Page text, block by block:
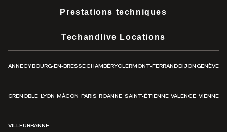
Prestations techniques
Techandlive Locations
ANNECYBOURG-EN-BRESSECHAMBÉRYCLERMONT-FERRANDDIJONGENÈVE
GRENOBLE LYON MÂCON PARIS ROANNE SAINT-ÉTIENNE VALENCE VIENNE
VILLEURBANNE